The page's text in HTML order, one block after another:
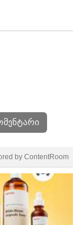
by ContentRoom